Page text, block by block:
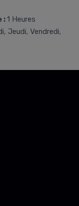
:1 Heures
Jeudi, Vendredi,